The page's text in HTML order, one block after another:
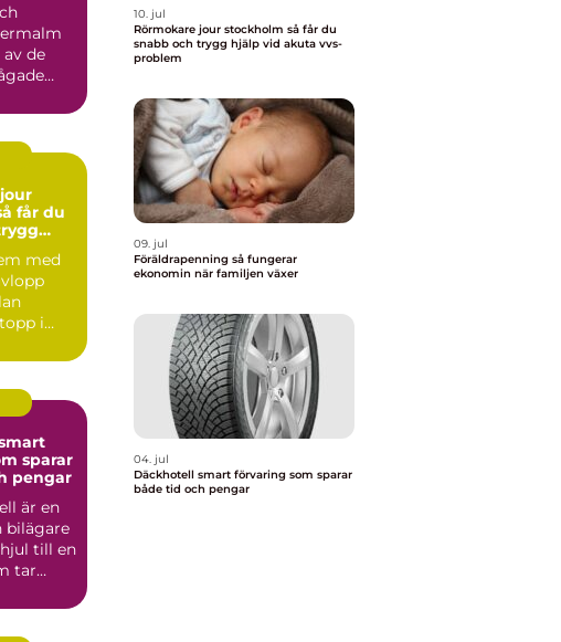
de
med
i
sparar
pengar
är en
bilägare
till en
tar
10. jul
Rörmokare jour stockholm så får du
snabb och trygg hjälp vid akuta vvs-
problem
09. jul
Föräldrapenning så fungerar
ekonomin när familjen växer
04. jul
Däckhotell smart förvaring som sparar
både tid och pengar